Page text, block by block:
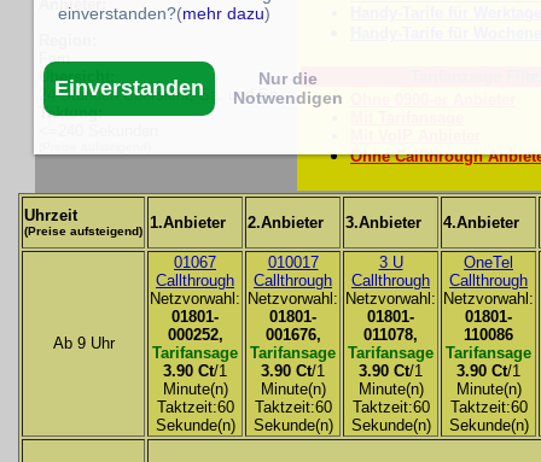
Anbieter:
Fern
Übersicht:
24-Stunden Übersicht, Sa. und So
Taktung:
Ohne Callthrough
Uhrzeit
(Preise aufsteigend) 1.Anbieter 2.Anbieter 3.Anbieter 4.Anbieter
Ab 9 Uhr
01067
Callthrough
Netzvorwahl:
01801-
000252,
Tarifansage
3.90 Ct/1
Minute(n)
Taktzeit:60
Sekunde(n)
010017
Callthrough
Netzvorwahl:
01801-
001676,
Tarifansage
3.90 Ct/1
Minute(n)
Taktzeit:60
Sekunde(n)
3 U
Callthrough
Netzvorwahl:
01801-
011078,
Tarifansage
3.90 Ct/1
Minute(n)
Taktzeit:60
Sekunde(n)
OneTel
Callthrough
Netzvorwahl:
01801-
110086
Tarifansage
3.90 Ct/1
Minute(n)
Taktzeit:60
Sekunde(n)
einverstanden?(mehr dazu)
Einverstanden
Nur die
Notwendigen